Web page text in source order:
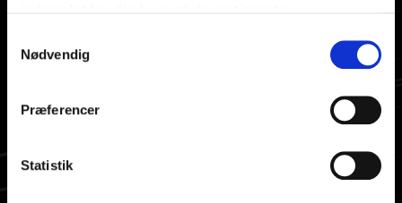
Nødvendig
Præferencer
Statistik
Nyhedsbrev
Ophavsret